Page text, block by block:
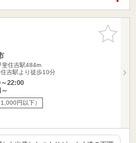
お気に入
りに追加
斐住吉駅484m
吉駅より徒歩10分
22:00
円以下）